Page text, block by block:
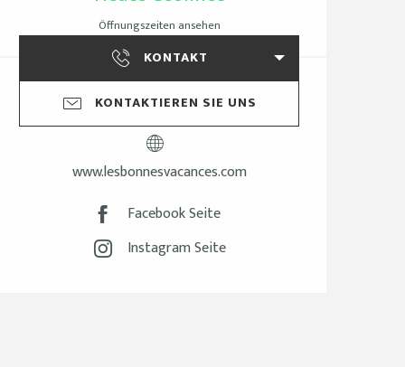
Öffnungszeiten ansehen
KONTAKT
KONTAKTIEREN SIE UNS
www.lesbonnesvacances.com
Facebook Seite
Instagram Seite